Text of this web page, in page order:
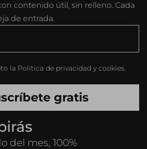
contenido útil, sin relleno. Cada
de entrada.
la Política de privacidad y cookies.
del mes, 100%